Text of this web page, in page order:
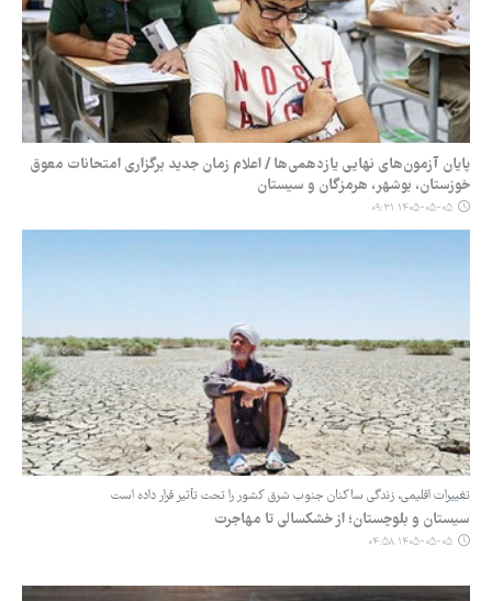
پایان آزمون‌های نهایی یازدهمی‌ها / اعلام زمان‌ جدید برگزاری امتحانات معوق
خوزستان، بوشهر، هرمزگان و سیستان
۱۴۰۵-۰۵-۰۵ ۰۹:۳۱
تغییرات اقلیمی، زندگی ساکنان جنوب شرق کشور را تحت تأثیر قرار داده است
سیستان و بلوچستان؛ از خشکسالی تا مهاجرت
۱۴۰۵-۰۵-۰۵ ۰۴:۵۸